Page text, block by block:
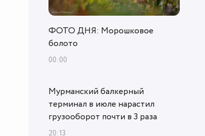
ФОТО ДНЯ: Морошковое
болото
00:00
Мурманский балкерный
терминал в июле нарастил
грузооборот почти в 3 раза
20:13